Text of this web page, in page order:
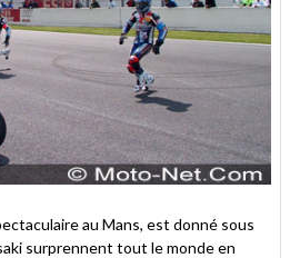
au Mans, est donné sous
surprennent tout le monde en